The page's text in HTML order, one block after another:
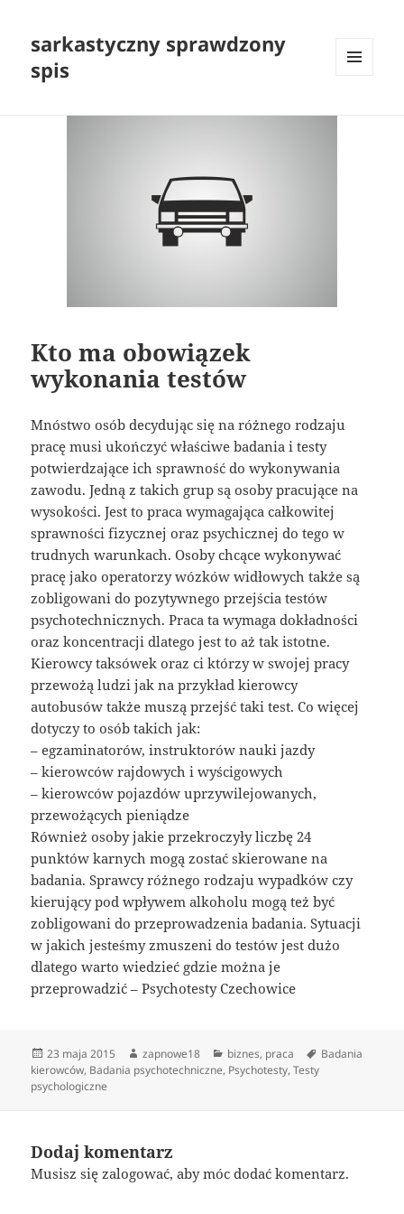
sarkastyczny sprawdzony
spis
WIDGETY
Kto ma obowiązek
wykonania testów
Mnóstwo osób decydując się na różnego rodzaju
pracę musi ukończyć właściwe badania i testy
potwierdzające ich sprawność do wykonywania
zawodu. Jedną z takich grup są osoby pracujące na
wysokości. Jest to praca wymagająca całkowitej
sprawności fizycznej oraz psychicznej do tego w
trudnych warunkach. Osoby chcące wykonywać
pracę jako operatorzy wózków widłowych także są
zobligowani do pozytywnego przejścia testów
psychotechnicznych. Praca ta wymaga dokładności
oraz koncentracji dlatego jest to aż tak istotne.
Kierowcy taksówek oraz ci którzy w swojej pracy
przewożą ludzi jak na przykład kierowcy
autobusów także muszą przejść taki test. Co więcej
dotyczy to osób takich jak:
– egzaminatorów, instruktorów nauki jazdy
– kierowców rajdowych i wyścigowych
– kierowców pojazdów uprzywilejowanych,
przewożących pieniądze
Również osoby jakie przekroczyły liczbę 24
punktów karnych mogą zostać skierowane na
badania. Sprawcy różnego rodzaju wypadków czy
kierujący pod wpływem alkoholu mogą też być
zobligowani do przeprowadzenia badania. Sytuacji
w jakich jesteśmy zmuszeni do testów jest dużo
dlatego warto wiedzieć gdzie można je
przeprowadzić – Psychotesty Czechowice
Data
publikacji
23 maja 2015 Autor
zapnowe18 Kategorie
biznes, praca Tagi
Badania
kierowców, Badania psychotechniczne, Psychotesty,Testy
psychologiczne
Dodaj komentarz
Musisz sięzalogować, aby móc dodać komentarz.